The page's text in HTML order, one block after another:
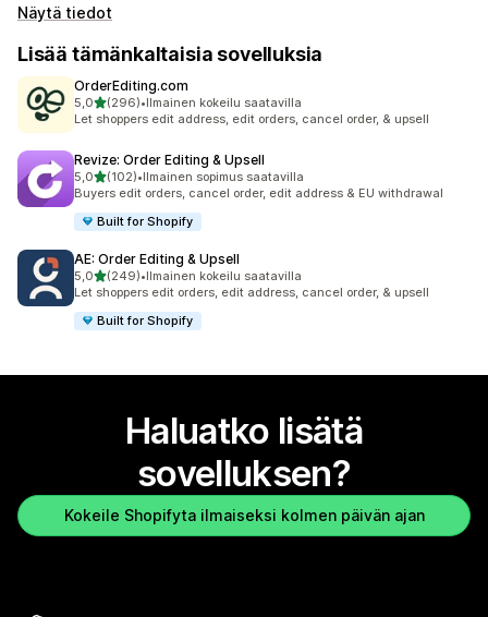
Näytä tiedot
Lisää tämänkaltaisia sovelluksia
OrderEditing.com
5,0/ 5 tähteä
(296)
296 arvostelua yhteensä
•Ilmainen kokeilu saatavilla
Let shoppers edit address, edit orders, cancel order, & upsell
Revize: Order Editing & Upsell
5,0/ 5 tähteä
(102)
102 arvostelua yhteensä
•Ilmainen sopimus saatavilla
Buyers edit orders, cancel order, edit address & EU withdrawal
Built for Shopify
AE: Order Editing & Upsell
5,0/ 5 tähteä
(249)
249 arvostelua yhteensä
•Ilmainen kokeilu saatavilla
Let shoppers edit orders, edit address, cancel order, & upsell
Built for Shopify
Haluatko lisätä
sovelluksen?
Kokeile Shopifyta ilmaiseksi kolmen päivän ajan